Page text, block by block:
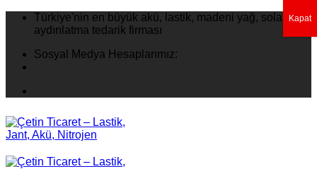
İçeriğeTürkiye'nin en büyük akü, lastik, madeni yağ, solar
aydınlatma tedarik firması
Sosyal Medya Hesaplarımız:
Kapat